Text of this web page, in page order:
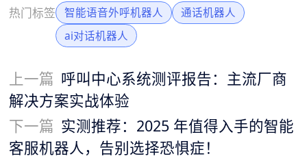
热门标签 智能语音外呼机器人
通话机器人
ai对话机器人
上一篇 呼叫中心系统测评报告：主流厂商
解决方案实战体验
下一篇 实测推荐：2025 年值得入手的智能
客服机器人，告别选择恐惧症！